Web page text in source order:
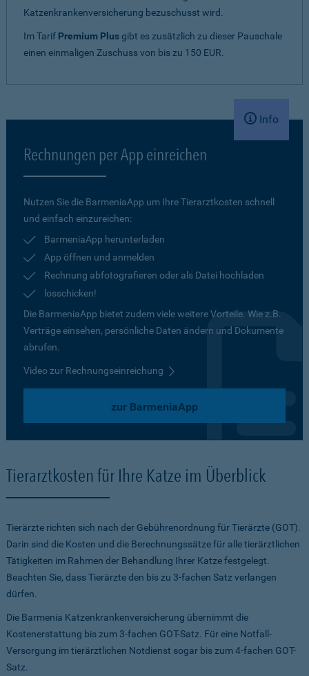
Katzenkrankenversicherung bezuschusst wird.
Im Tarif Premium Plusgibt es zusätzlich zu dieser Pauschale
einen einmaligen Zuschuss von bis zu 150 EUR.
Info
Rechnungen per App einreichen
Nutzen Sie die BarmeniaApp um Ihre Tierarztkosten schnell
und einfach einzureichen:
BarmeniaApp herunterladen
App öffnen und anmelden
Rechnung abfotografieren oder als Datei hochladen
losschicken!
Die BarmeniaApp bietet zudem viele weitere Vorteile. Wie z.B.
Verträge einsehen, persönliche Daten ändern und Dokumente
abrufen.
Video zur Rechnungseinreichung
zur BarmeniaApp
Tierarztkosten für Ihre Katze im Überblick
Tierärzte richten sich nach der Gebührenordnung für Tierärzte (GOT).
Darin sind die Kosten und die Berechnungssätze für alle tierärztlichen
Tätigkeiten im Rahmen der Behandlung Ihrer Katze festgelegt.
Beachten Sie, dass Tierärzte den bis zu 3-fachen Satz verlangen
dürfen.
Die Barmenia Katzenkrankenversicherung übernimmt die
Kostenerstattung bis zum 3-fachen GOT-Satz. Für eine Notfall-
Versorgung im tierärztlichen Notdienst sogar bis zum 4-fachen GOT-
Satz.